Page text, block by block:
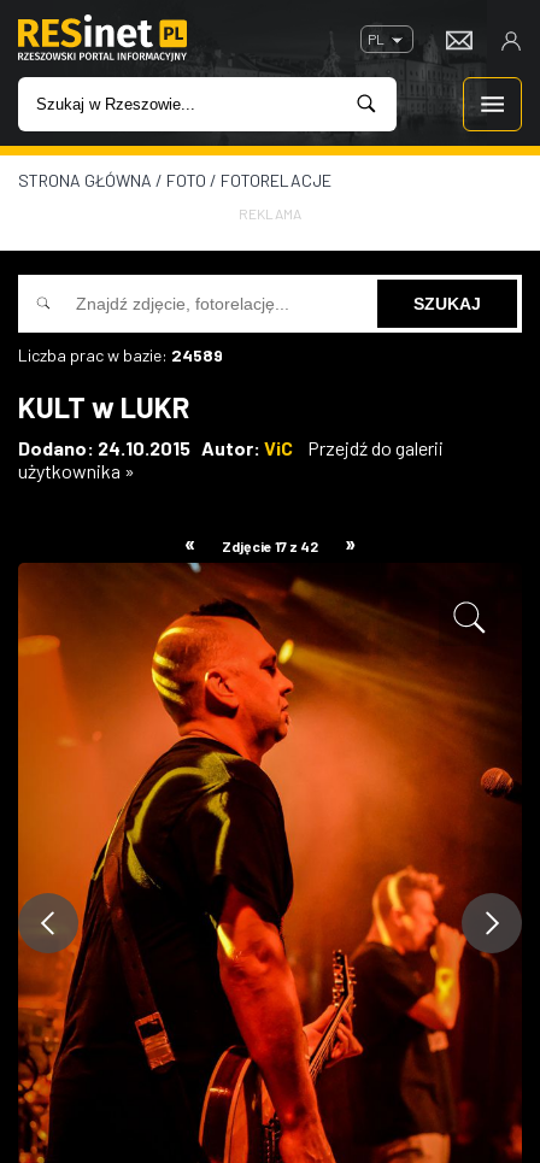
PL
WIADOMOŚCI
INWESTYCJE
IMPREZY
W KINACH
W RZESZOWIE
STRONA GŁÓWNA / FOTO / FOTORELACJE
REKLAMA
Liczba prac w bazie: 24589
KULT w LUKR
Dodano: 24.10.2015 Autor: ViC
Przejdź do galerii
użytkownika »
« Zdjęcie 17 z 42 »